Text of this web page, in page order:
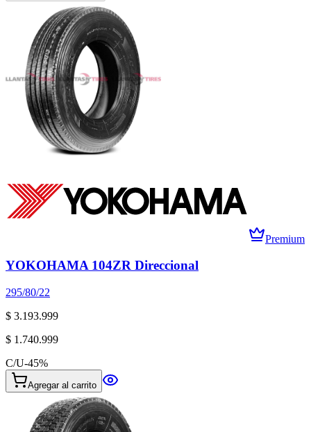
Premium
YOKOHAMA 104ZR Direccional
295/80/22
$ 3.193.999
$ 1.740.999
C/U-45%
Agregar al carrito